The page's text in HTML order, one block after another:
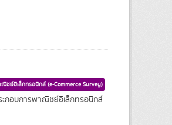
ชย์อิเล็กทรอนิกส์ (e-Commerce Survey)
ะกอบการพาณิชย์อิเล็กทรอนิกส์